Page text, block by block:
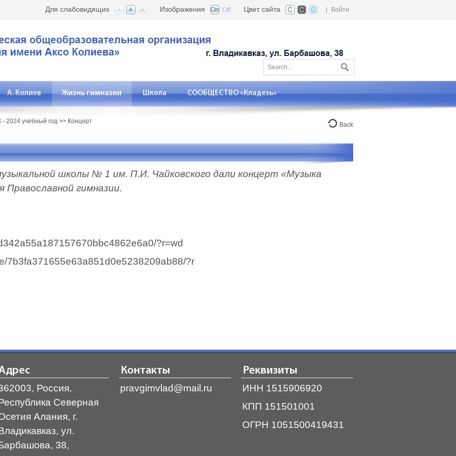
Войти
Цвет сайта
Изображения
Для слабовидящих
А. Колиев Жизнь гимназии Школа СООБЩЕСТВО «Кладезь»
- 2024 учебный год >> Концерт Back
школы № 1 им. П.И. Чайковского дали концерт «Музыка
Православной гимназии.
?r=wd
7b3fa371655e63a851d0e5238209ab88/?r
Россия,
Северная
Алания, г.
ул.
38,
Контакты
pravgimvlad@mail.ru
Реквизиты
ИНН 1515906920
КПП 151501001
ОГРН 1051500419431